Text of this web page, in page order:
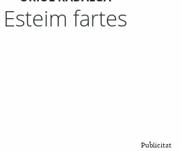
Esteim fartes
Publicitat